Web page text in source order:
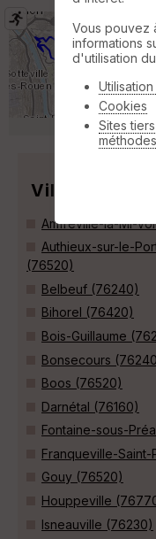
le
Villes
Amfreville-la-Mi-
Authieux-sur-le-
(76520)
Belbeuf (76240)
Bihorel (76420)
Bois-Guillaume
Bonsecours
Boos (76520)
Darnétal (76160)
Fontaine-sous-
Franqueville-
Gouy (76520)
Houppeville
Isneauville (76230)
Vous pouvez
informations
d'utilisation
Cookies
Sites